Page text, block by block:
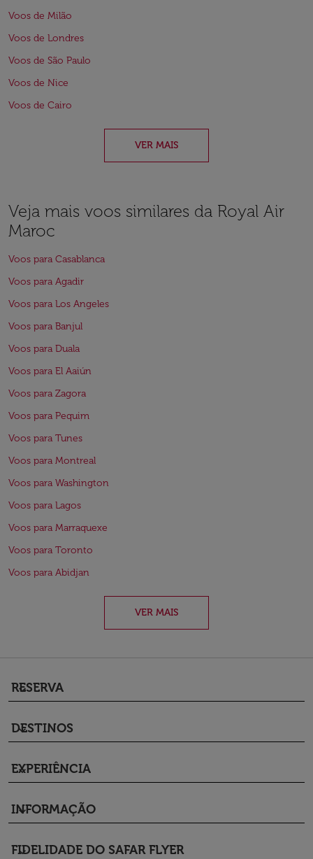
Voos de Milão
Voos de Londres
Voos de São Paulo
Voos de Nice
Voos de Cairo
VER MAIS
Veja mais voos similares da Royal Air
Maroc
Voos para Casablanca
Voos para Agadir
Voos para Los Angeles
Voos para Banjul
Voos para Duala
Voos para El Aaiún
Voos para Zagora
Voos para Pequim
Voos para Tunes
Voos para Montreal
Voos para Washington
Voos para Lagos
Voos para Marraquexe
Voos para Toronto
Voos para Abidjan
VER MAIS
RESERVA
keyboard_arrow_down
DESTINOS
keyboard_arrow_down
EXPERIÊNCIA
keyboard_arrow_down
INFORMAÇÃO
keyboard_arrow_down
FIDELIDADE DO SAFAR FLYER
keyboard_arrow_down